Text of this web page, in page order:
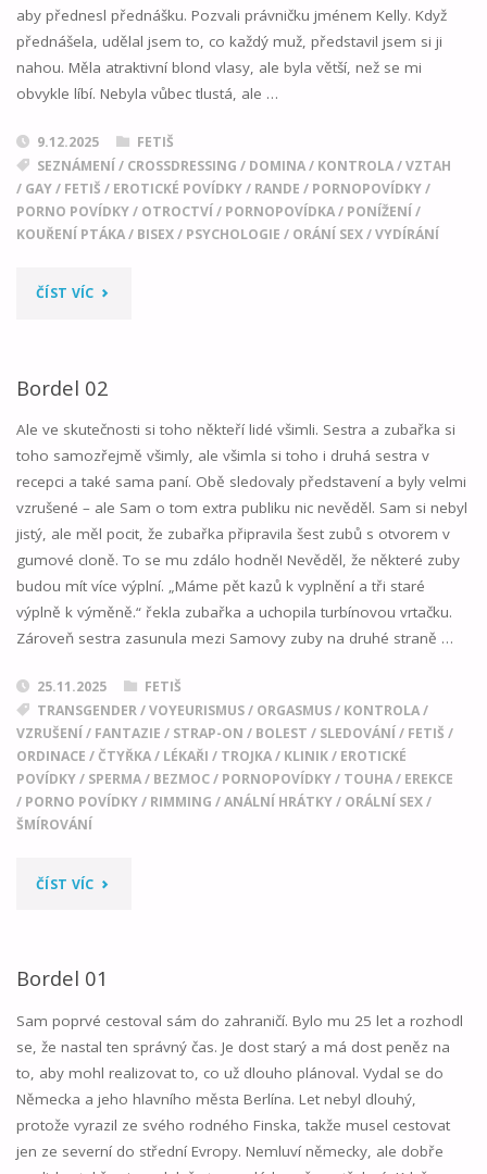
aby přednesl přednášku. Pozvali právničku jménem Kelly. Když
přednášela, udělal jsem to, co každý muž, představil jsem si ji
nahou. Měla atraktivní blond vlasy, ale byla větší, než se mi
obvykle líbí. Nebyla vůbec tlustá, ale …
9.12.2025
FETIŠ
SEZNÁMENÍ / CROSSDRESSING / DOMINA/ KONTROLA/VZTAH
/ GAY/ FETIŠ / EROTICKÉ POVÍDKY/ RANDE / PORNOPOVÍDKY/
PORNO POVÍDKY/ OTROCTVÍ / PORNOPOVÍDKA/ PONÍŽENÍ /
KOUŘENÍ PTÁKA/ BISEX/ PSYCHOLOGIE / ORÁNÍ SEX/VYDÍRÁNÍ
ČÍST VÍC"STÁT
MAJETKEM
DOMINATRIX"
Bordel 02
Ale ve skutečnosti si toho někteří lidé všimli. Sestra a zubařka si
toho samozřejmě všimly, ale všimla si toho i druhá sestra v
recepci a také sama paní. Obě sledovaly představení a byly velmi
vzrušené – ale Sam o tom extra publiku nic nevěděl. Sam si nebyl
jistý, ale měl pocit, že zubařka připravila šest zubů s otvorem v
gumové cloně. To se mu zdálo hodně! Nevěděl, že některé zuby
budou mít více výplní. „Máme pět kazů k vyplnění a tři staré
výplně k výměně.“ řekla zubařka a uchopila turbínovou vrtačku.
Zároveň sestra zasunula mezi Samovy zuby na druhé straně …
25.11.2025
FETIŠ
TRANSGENDER/VOYEURISMUS/ ORGASMUS/ KONTROLA/
VZRUŠENÍ / FANTAZIE / STRAP-ON / BOLEST / SLEDOVÁNÍ / FETIŠ /
ORDINACE / ČTYŘKA/ LÉKAŘI / TROJKA/ KLINIK/ EROTICKÉ
POVÍDKY/ SPERMA/ BEZMOC/ PORNOPOVÍDKY/ TOUHA/ EREKCE
/ PORNO POVÍDKY/ RIMMING /ANÁLNÍ HRÁTKY/ ORÁLNÍ SEX/
ŠMÍROVÁNÍ
ČÍST VÍC"BORDEL
Bordel 01
Sam poprvé cestoval sám do zahraničí. Bylo mu 25 let a rozhodl
se, že nastal ten správný čas. Je dost starý a má dost peněz na
to, aby mohl realizovat to, co už dlouho plánoval. Vydal se do
Německa a jeho hlavního města Berlína. Let nebyl dlouhý,
protože vyrazil ze svého rodného Finska, takže musel cestovat
jen ze severní do střední Evropy. Nemluví německy, ale dobře